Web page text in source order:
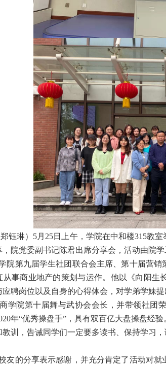
郑钰琳）5月25日上午，学院在中和楼315教
院党委副书记陈君出席分享会，活动由院学
院第九届学生社团联合会主席、第十届营
从事商业地产的策划与运作。他以《向阳生
聘岗位以及自身的心得体会，对学弟学妹提
学院第十届舞与武协会会长，并带领社团
年“优秀操盘手”，具有双百亿大盘操盘经
教训，告诫同学们一定要多读书、保持学习
友的分享表示感谢，并充分肯定了活动对